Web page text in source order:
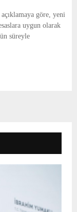
göre, yeni
uygun olarak
süreyle